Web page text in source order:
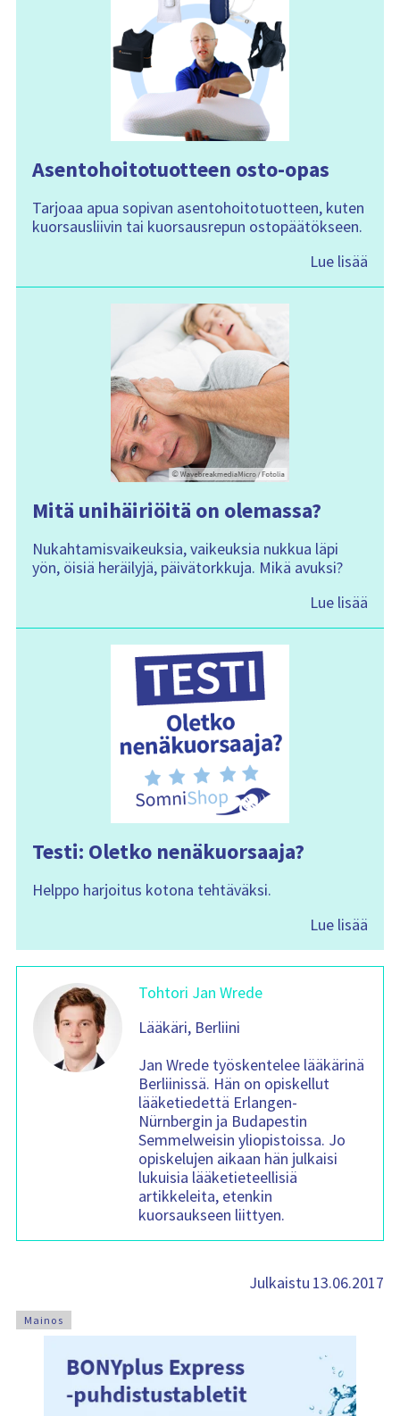
Asentohoitotuotteen osto-opas
Tarjoaa apua sopivan asentohoitotuotteen, kuten
kuorsausliivin tai kuorsausrepun ostopäätökseen.
Lue lisää
Mitä unihäiriöitä on olemassa?
Nukahtamisvaikeuksia, vaikeuksia nukkua läpi
yön, öisiä heräilyjä, päivätorkkuja. Mikä avuksi?
Lue lisää
Testi: Oletko nenäkuorsaaja?
Helppo harjoitus kotona tehtäväksi.
Lue lisää
Tohtori Jan Wrede
Lääkäri, Berliini
Jan Wrede työskentelee lääkärinä
Berliinissä. Hän on opiskellut
lääketiedettä Erlangen-
Nürnbergin ja Budapestin
Semmelweisin yliopistoissa. Jo
opiskelujen aikaan hän julkaisi
lukuisia lääketieteellisiä
artikkeleita, etenkin
kuorsaukseen liittyen.
13.06.2017
Julkaistu
Mainos